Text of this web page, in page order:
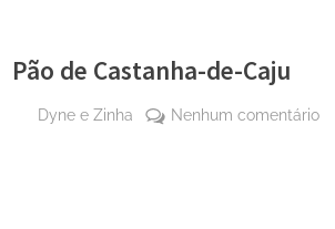
Pão de Castanha-de-Caju
By
Dyne e Zinha Nenhum comentárioem